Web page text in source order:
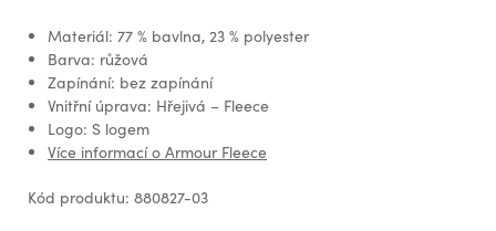
Materiál: 77 % bavlna, 23 % polyester
Barva: růžová
Zapínání: bez zapínání
Vnitřní úprava: Hřejivá – Fleece
Logo: S logem
Více informací o Armour Fleece
Kód produktu: 880827-03